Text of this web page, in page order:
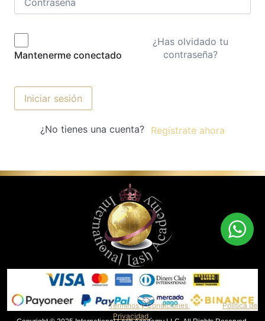
Mantenerme conectado
¿Has olvidado tu
contraseña?
Iniciar sesión
¿No tienes una cuenta? Regístrate ahora
Al continuar, aceptas nuestrosTérminos y Condiciones y nuestraPolítica de
Privacidad .